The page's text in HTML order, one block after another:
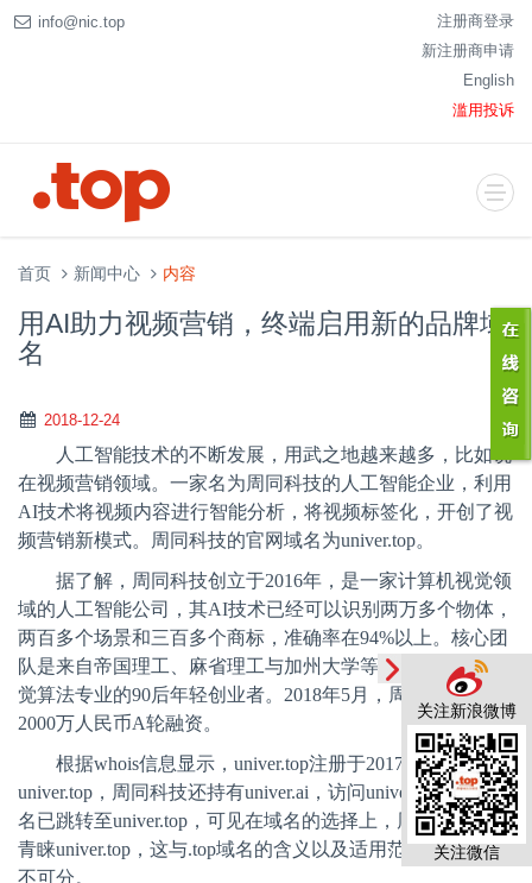
info@nic.top
注册商登录
新注册商申请
English
滥用投诉
关注新浪微博
关注微信
首页 新闻中心 内容
用AI助力视频营销，终端启用新的品牌域
名
2018-12-24
人工智能技术的不断发展，用武之地越来越多，比如说
在视频营销领域。一家名为周同科技的人工智能企业，利用
AI技术将视频内容进行智能分析，将视频标签化，开创了视
频营销新模式。周同科技的官网域名为univer.top。
据了解，周同科技创立于2016年，是一家计算机视觉领
域的人工智能公司，其AI技术已经可以识别两万多个物体，
两百多个场景和三百多个商标，准确率在94%以上。核心团
队是来自帝国理工、麻省理工与加州大学等名校计算机与视
觉算法专业的90后年轻创业者。2018年5月，周同科技完成
2000万人民币A轮融资。
根据whois信息显示，univer.top注册于2017年6月，除了
univer.top，周同科技还持有univer.ai，访问univer.ai发现该域
名已跳转至univer.top，可见在域名的选择上，周同科技更加
青睐univer.top，这与.top域名的含义以及适用范围等优势密
不可分。